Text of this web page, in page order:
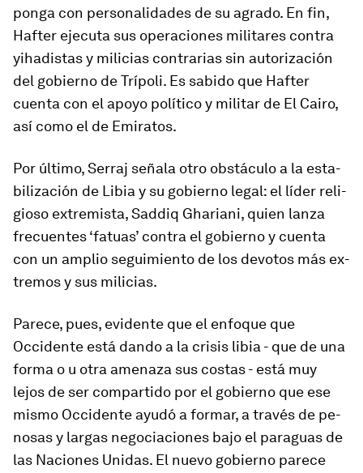
ponga con per­so­na­li­dades de su agrado. En fin,
Hafter eje­cuta sus ope­ra­ciones mi­li­tares contra
yiha­distas y mi­li­cias con­tra­rias sin au­to­ri­za­ción
del go­bierno de Trípoli. Es sa­bido que Hafter
cuenta con el apoyo po­lí­tico y mi­litar de El Cairo,
así como el de Emiratos.
Por úl­timo, Serraj señala otro obs­táculo a la es­ta­
bi­li­za­ción de Libia y su go­bierno le­gal: el líder re­li­
gioso ex­tre­mista, Saddiq Ghariani, quien lanza
fre­cuentes ‘fatuas’ contra el go­bierno y cuenta
con un am­plio se­gui­miento de los de­votos más ex­
tremos y sus mi­li­cias.
Parece, pues, evi­dente que el en­foque que
Occidente está dando a la crisis libia - que de una
forma o u otra ame­naza sus costas - está muy
lejos de ser com­par­tido por el go­bierno que ese
mismo Occidente ayudó a for­mar, a través de pe­
nosas y largas ne­go­cia­ciones bajo el pa­ra­guas de
las Naciones Unidas. El nuevo go­bierno pa­rece